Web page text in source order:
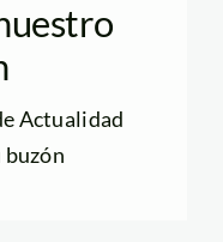
Actualidad